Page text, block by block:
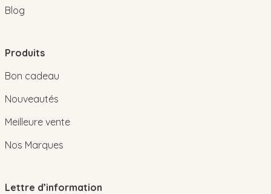
Blog
Produits
Bon cadeau
Nouveautés
Meilleure vente
Nos Marques
Lettre d’information